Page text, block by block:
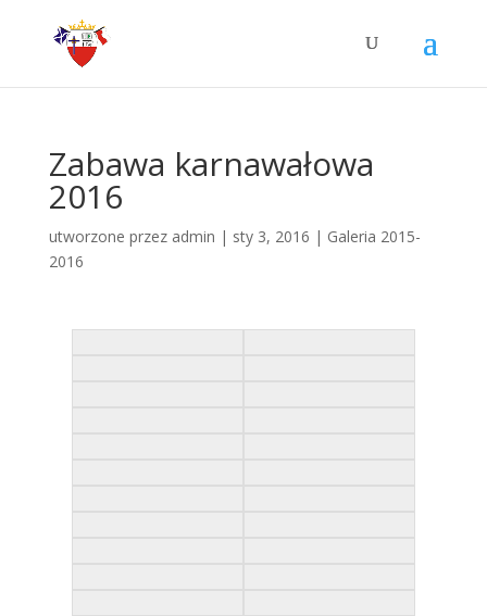
Zabawa karnawałowa
2016
utworzone przez admin | sty 3, 2016 | Galeria 2015-
2016